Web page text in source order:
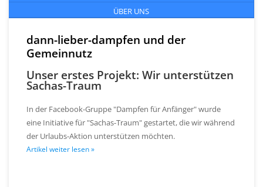
ÜBER UNS
dann-lieber-dampfen und der
Gemeinnutz
Unser erstes Projekt: Wir unterstützen
Sachas-Traum
In der Facebook-Gruppe "Dampfen für Anfänger" wurde
eine Initiative für "Sachas-Traum" gestartet, die wir während
der Urlaubs-Aktion unterstützen möchten.
Artikel weiter lesen »